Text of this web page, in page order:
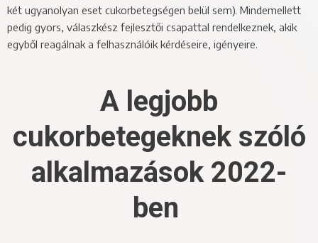
két ugyanolyan eset cukorbetegségen belül sem). Mindemellett
pedig gyors, válaszkész fejlesztői csapattal rendelkeznek, akik
egyből reagálnak a felhasználóik kérdéseire, igényeire.
A legjobb
cukorbetegeknek szóló
alkalmazások 2022-
ben